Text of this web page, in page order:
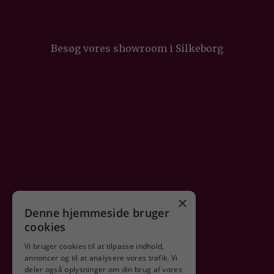
Besøg vores showroom i Silkeborg
×
Denne hjemmeside bruger
cookies
Vi bruger cookies til at tilpasse indhold,
annoncer og til at analysere vores trafik. Vi
deler også oplysninger om din brug af vores